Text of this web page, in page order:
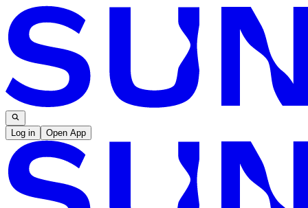
Log in Open App